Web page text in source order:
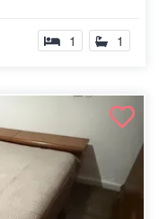
1 1